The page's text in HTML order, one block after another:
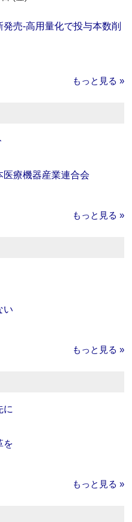
売‐高用量化で投与本数削
もっと見る »
療機器産業連合会
もっと見る »
い
もっと見る »
に
を
もっと見る »